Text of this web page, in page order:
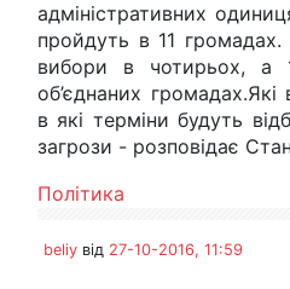
адміністративних
пройдуть в 11 громадах.
вибори в чотирьох, а
об’єднаних
в які терміни будуть
загрози - розповідає
Політика
beliy від 27-10-2016, 11:59